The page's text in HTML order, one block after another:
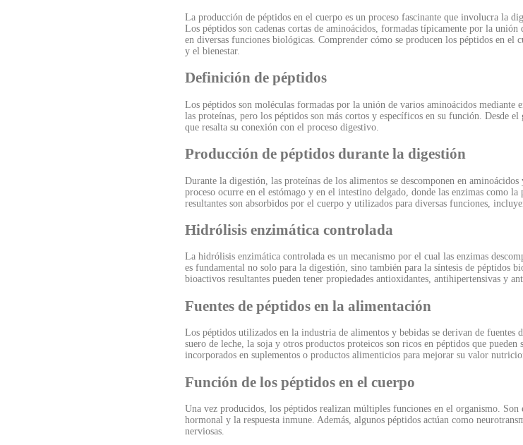
La producción de péptidos en el cuerpo es un proceso fascinante que involucra la
Los péptidos son cadenas cortas de aminoácidos, formadas típicamente por la
en diversas funciones biológicas. Comprender cómo se producen los péptidos en el
y el bienestar.
Definición de péptidos
Los péptidos son moléculas formadas por la unión de varios aminoácidos mediante
las proteínas, pero los péptidos son más cortos y específicos en su función. Desde
que resalta su conexión con el proceso digestivo.
Producción de péptidos durante la digestión
Durante la digestión, las proteínas de los alimentos se descomponen en
proceso ocurre en el estómago y en el intestino delgado, donde las enzimas como
resultantes son absorbidos por el cuerpo y utilizados para diversas funciones,
Hidrólisis enzimática controlada
La hidrólisis enzimática controlada es un mecanismo por el cual las enzimas
es fundamental no solo para la digestión, sino también para la síntesis de péptidos
bioactivos resultantes pueden tener propiedades antioxidantes, antihipertensivas y
Fuentes de péptidos en la alimentación
Los péptidos utilizados en la industria de alimentos y bebidas se derivan de fuentes
suero de leche, la soja y otros productos proteicos son ricos en péptidos que pueden
incorporados en suplementos o productos alimenticios para mejorar su valor
Función de los péptidos en el cuerpo
Una vez producidos, los péptidos realizan múltiples funciones en el organismo.
hormonal y la respuesta inmune. Además, algunos péptidos actúan como
nerviosas.